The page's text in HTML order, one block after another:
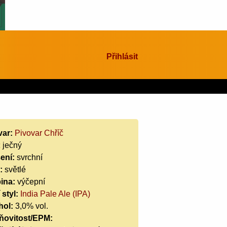
Přihlásit
Pivovar Chříč
ječný
svrchní
světlé
výčepní
styl: India Pale Ale (IPA)
3,0% vol.
EPM: